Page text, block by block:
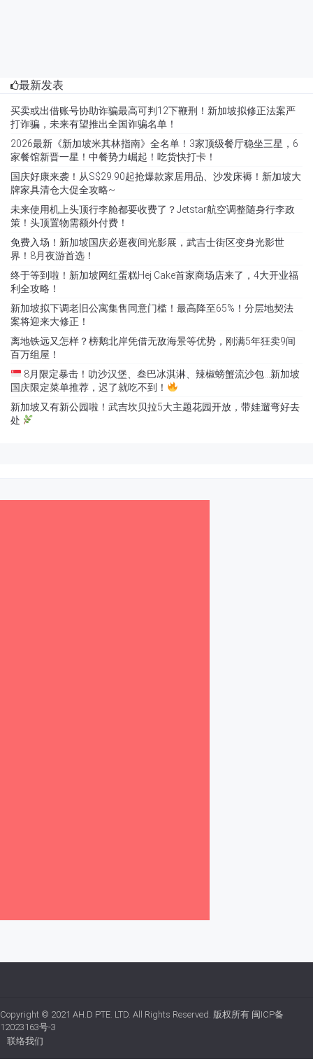
最新发表
买卖或出借账号协助诈骗最高可判12下鞭刑！新加坡拟修正法案严
打诈骗，未来有望推出全国诈骗名单！
2026最新《新加坡米其林指南》全名单！3家顶级餐厅稳坐三星，6
家餐馆新晋一星！中餐势力崛起！吃货快打卡！
国庆好康来袭！从S$29.90起抢爆款家居用品、沙发床褥！新加坡大
牌家具清仓大促全攻略~
未来使用机上头顶行李舱都要收费了？Jetstar航空调整随身行李政
策！头顶置物需额外付费！
免费入场！新加坡国庆必逛夜间光影展，武吉士街区变身光影世
界！8月夜游首选！
终于等到啦！新加坡网红蛋糕Hej Cake首家商场店来了，4大开业福
利全攻略！
新加坡拟下调老旧公寓集售同意门槛！最高降至65%！分层地契法
案将迎来大修正！
离地铁远又怎样？榜鹅北岸凭借无敌海景等优势，刚满5年狂卖9间
百万组屋！
8月限定暴击！叻沙汉堡、叁巴冰淇淋、辣椒螃蟹流沙包…新加坡
国庆限定菜单推荐，迟了就吃不到！
新加坡又有新公园啦！武吉坎贝拉5大主题花园开放，带娃遛弯好去
处
Copyright © 2021 AH.D PTE. LTD. All Rights Reserved. 版权所有 闽ICP备
12023163号-3
联络我们